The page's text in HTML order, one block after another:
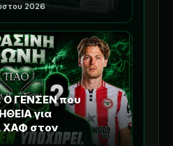
2026
ΓΕΝΣΕΝ που
για
ΧΑΦ στον